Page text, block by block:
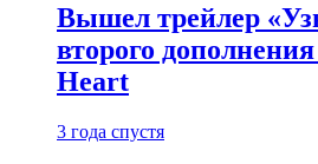
Вышел трейлер
второго
Heart
3 года спустя